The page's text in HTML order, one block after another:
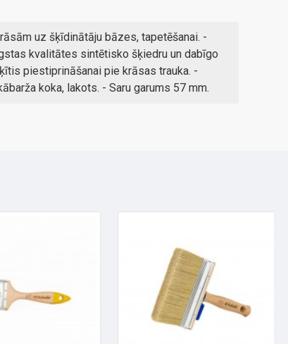
uz šķīdinātāju bāzes, tapetēšanai. -
kvalitātes sintētisko šķiedru un dabīgo
piestiprināšanai pie krāsas trauka. -
koka, lakots. - Saru garums 57 mm.